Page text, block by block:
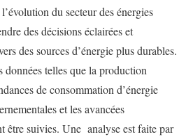
du secteur des énergies
des décisions éclairées et
des sources d’énergie plus durables.
données telles que la production
de consommation d’énergie
et les avancées
être suivies. Une analyse est faite par